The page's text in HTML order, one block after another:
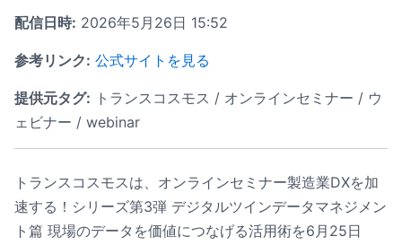
配信日時: 2026年5月26日 15:52
参考リンク: 公式サイトを見る
提供元タグ: トランスコスモス / オンラインセミナー / ウ
ェビナー / webinar
トランスコスモスは、オンラインセミナー製造業DXを加
速する！シリーズ第3弾 デジタルツインデータマネジメン
ト篇 現場のデータを価値につなげる活用術を6月25日